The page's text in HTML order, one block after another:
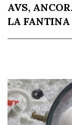
AVS,
LA